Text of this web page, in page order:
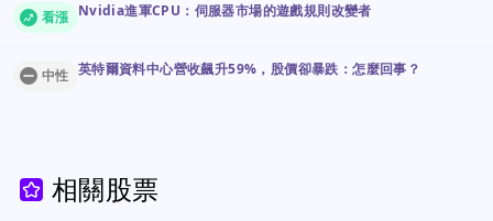
看漲 Nvidia進軍CPU：伺服器市場的遊戲規則改變者
中性 英特爾資料中心營收飆升59%，股價卻暴跌：怎麼回事？
相關股票